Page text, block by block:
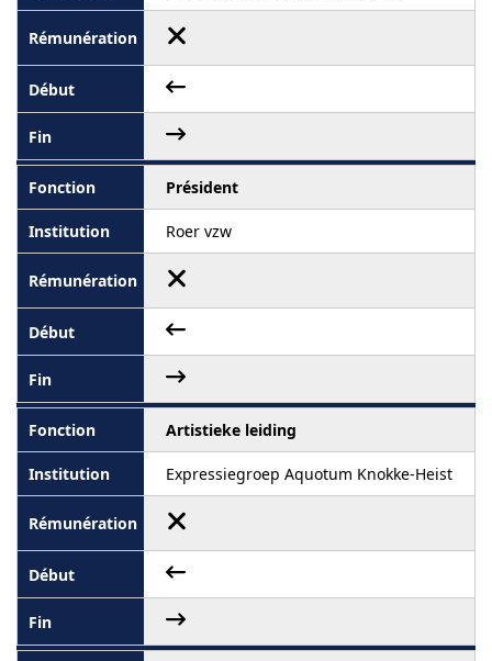
Président
Roer vzw
Artistieke leiding
Expressiegroep Aquotum Knokke-Heist